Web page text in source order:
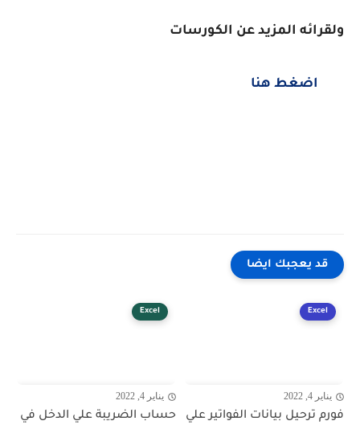
ولقرائه المزيد عن ​​الكورسات
اضغط هنا
قد يعجبك ايضا
Excel
يناير 4, 2022
فورم ترحيل بيانات الفواتير علي
Excel
يناير 4, 2022
حساب الضريبة علي الدخل في